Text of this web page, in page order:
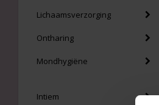
Lichaamsverzorging
Ontharing
Mondhygiëne
Intiem